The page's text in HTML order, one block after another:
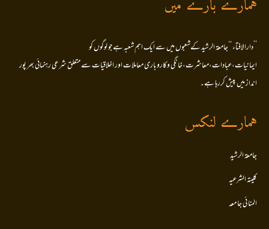
ہمارے بارے میں
’’دارالافتاء ‘‘جامعۃ الرشید کےشعبوں میں سے ایک اہم شعبہ ہے جو لوگوں کو
ایمانیات،عبادات،معاشرت،خانگی وکاروباری معاملات اور اخلاقیات سے متعلق شرعی رہنمائی بھر پور
انداز میں پیش کررہا ہے۔
ہمارے لنکس
جامعۃ الرشید
کلیتہ الشرعیہ
المنا ئی جا معہ